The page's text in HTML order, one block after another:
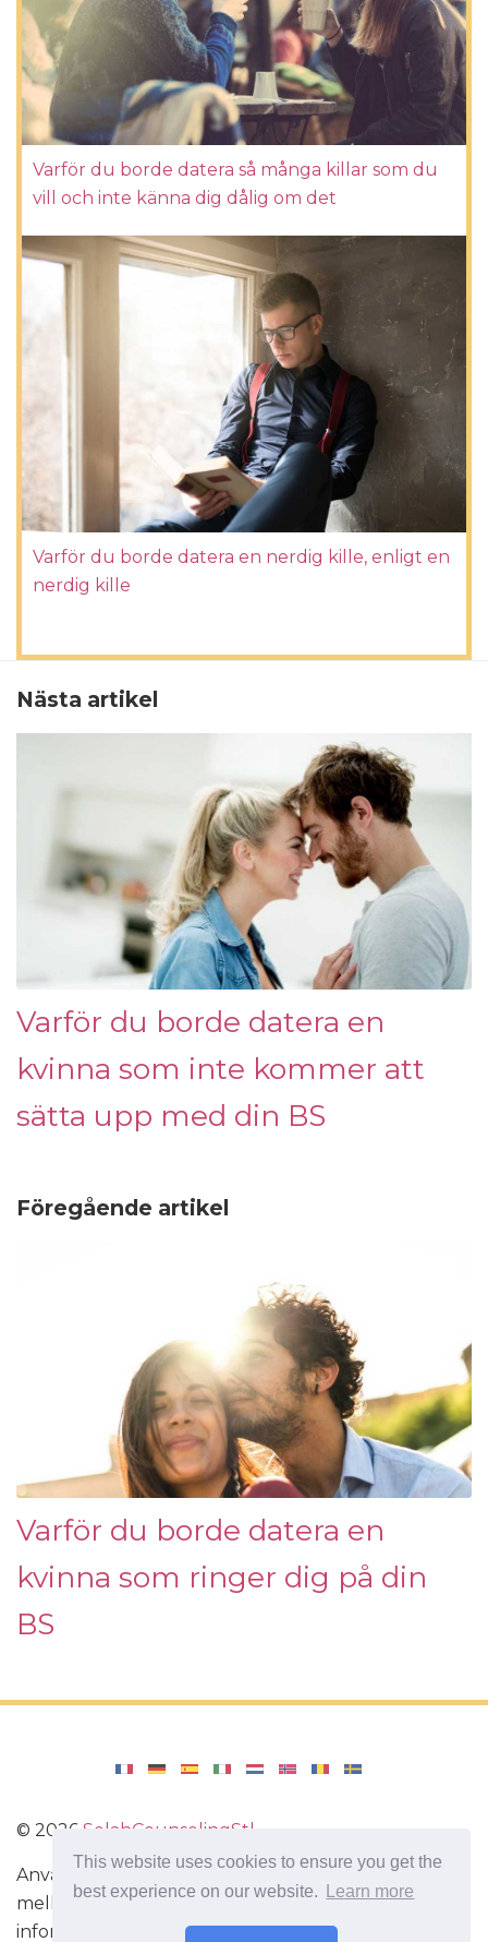
This website uses cookies to ensure you get the
best experience on our website.
Learn more
Varför du borde datera så många killar som du
vill och inte känna dig dålig om det
Varför du borde datera en nerdig kille, enligt en
nerdig kille
Nästa artikel
Varför du borde datera en
kvinna som inte kommer att
sätta upp med din BS
Föregående artikel
Varför du borde datera en
kvinna som ringer dig på din
BS
© 2026 SelahCounselingStl
Användbara tips för att förbättra förhållandet
mellan en man och en kvinna. Användbar
information om kärlek. Hur man flirta. Hur man